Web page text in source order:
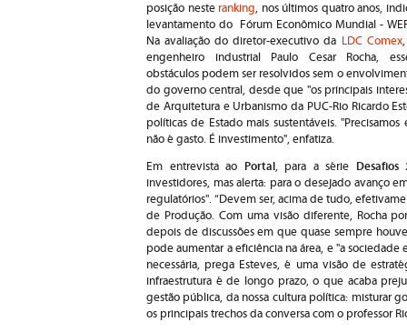
posição neste ranking, nos últimos quatro anos,
levantamento do Fórum Econômico Mundial -
Na avaliação do diretor-executivo da LDC Comex
engenheiro industrial Paulo Cesar Rocha,
obstáculos podem ser resolvidos sem o
do governo central, desde que "os principais
de Arquitetura e Urbanismo da PUC-Rio Ricardo
políticas de Estado mais sustentáveis.
não é gasto. É investimento", enfatiza.
Em entrevista ao Portal, para a série Desafios
investidores, mas alerta: para o desejado avanço
regulatórios". “Devem ser, acima de tudo,
de Produção. Com uma visão diferente, Rocha
depois de discussões em que quase sempre
pode aumentar a eficiência na área, e "a
necessária, prega Esteves, é uma visão de
infraestrutura é de longo prazo, o que acaba
gestão pública, da nossa cultura política: misturar
os principais trechos da conversa com o professor